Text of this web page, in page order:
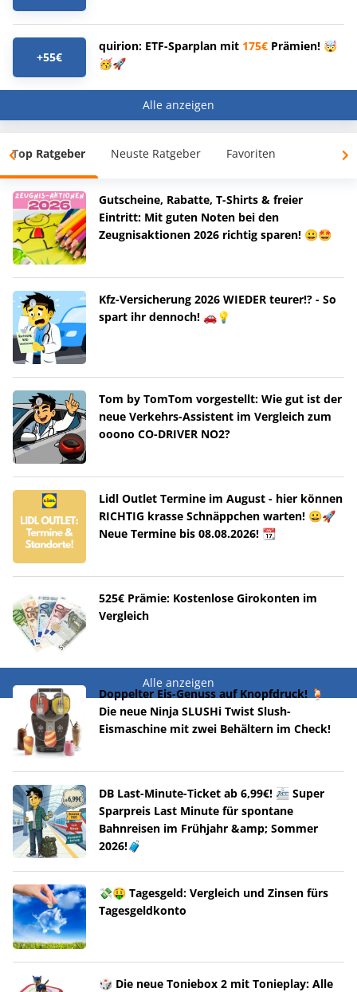
+55€
quirion: ETF-Sparplan mit 175€ Prämien! 🤯
🥳🚀
Alle anzeigen
Top Ratgeber Neuste Ratgeber Favoriten
Gutscheine, Rabatte, T-Shirts & freier
Eintritt: Mit guten Noten bei den
Zeugnisaktionen 2026 richtig sparen! 😀🤩
Kfz-Versicherung 2026 WIEDER teurer!? - So
spart ihr dennoch! 🚗💡
Tom by TomTom vorgestellt: Wie gut ist der
neue Verkehrs-Assistent im Vergleich zum
ooono CO-DRIVER NO2?
Lidl Outlet Termine im August - hier können
RICHTIG krasse Schnäppchen warten! 😀🚀
Neue Termine bis 08.08.2026! 📆
525€ Prämie: Kostenlose Girokonten im
Vergleich
Alle anzeigen
Doppelter Eis-Genuss auf Knopfdruck! 🍹
Die neue Ninja SLUSHi Twist Slush-
Eismaschine mit zwei Behältern im Check!
DB Last-Minute-Ticket ab 6,99€! 🚈 Super
Sparpreis Last Minute für spontane
Bahnreisen im Frühjahr &amp; Sommer
2026!🧳
💸🤑 Tagesgeld: Vergleich und Zinsen fürs
Tagesgeldkonto
🎲 Die neue Toniebox 2 mit Tonieplay: Alle